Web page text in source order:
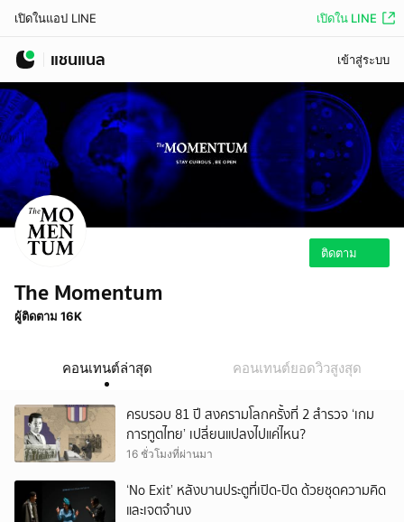
เปิดในแอป LINE เปิดใน LINE
แชนแนล เข้าสู่ระบบ
ติดตาม
The Momentum
ผู้ติดตาม 16K
คอนเทนต์ล่าสุด คอนเทนต์ยอดวิวสูงสุด
ครบรอบ 81 ปี สงครามโลกครั้งที่ 2 สำรวจ ‘เกม
การทูตไทย’ เปลี่ยนแปลงไปแค่ไหน?
16 ชั่วโมงที่ผ่านมา
‘No Exit’ หลังบานประตูที่เปิด-ปิด ด้วยชุดความคิด
และเจตจำนง